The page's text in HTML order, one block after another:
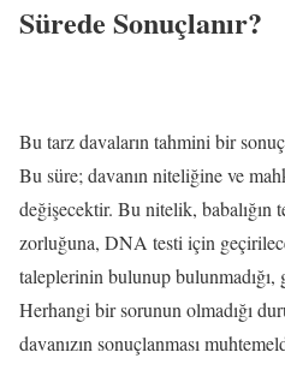
Sürede Sonuçlanır?
Bu tarz davaların tahmini bir
Bu süre; davanın niteliğine ve
değişecektir. Bu nitelik,
zorluğuna, DNA testi için
taleplerinin bulunup bulunmadığı,
Herhangi bir sorunun olmadığı
davanızın sonuçlanması